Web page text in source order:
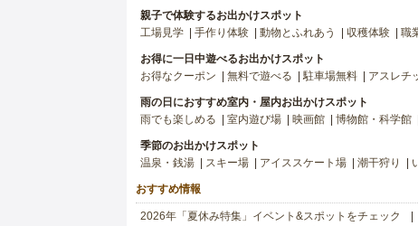
親子で体験するお出かけスポット
工場見学
手作り体験 動物とふれあう 収穫体験 職
お得に一日中遊べるお出かけスポット
お得なクーポン
無料で遊べる 駐車場無料 アスレチ
雨の日におすすめ室内・屋内お出かけスポット
雨でも楽しめる
室内遊び場 映画館 博物館・科学館
季節のお出かけスポット
温泉・銭湯
スキー場 アイススケート場 潮干狩り
おすすめ情報
2026年「夏休み特集」イベント&スポットをチェック